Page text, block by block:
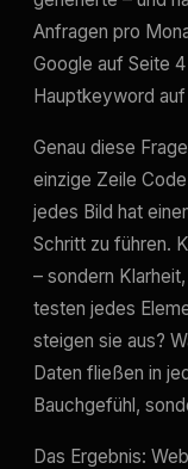
Anfragen pro
Google auf Seite
Hauptkeyword
Genau diese
einzige Zeile
jedes Bild hat
Schritt zu führen.
– sondern
testen jedes
steigen sie aus?
Daten fließen in
Bauchgefühl,
Das Ergebnis: